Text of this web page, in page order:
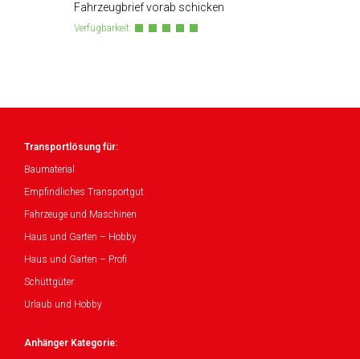
Fahrzeugbrief vorab schicken
Verfügbarkeit:
Transportlösung für:
Baumaterial
Empfindliches Transportgut
Fahrzeuge und Maschinen
Haus und Garten – Hobby
Haus und Garten – Profi
Schüttgüter
Urlaub und Hobby
Anhänger Kategorie: